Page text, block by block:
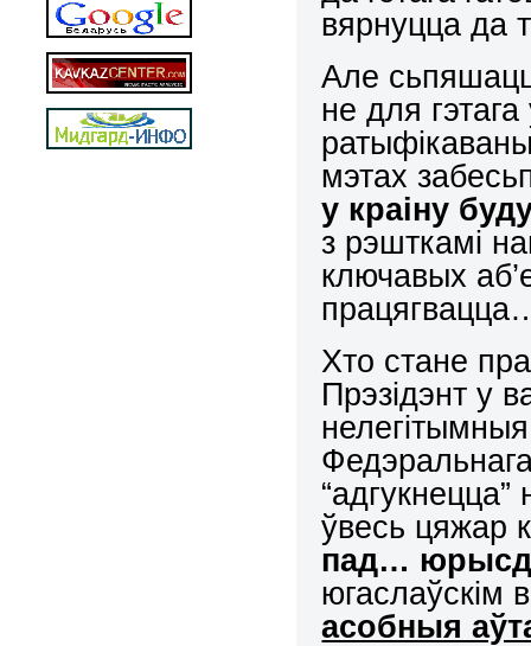
вярнуцца да
Але
не для
мэтах
у краіну
з рэшткамі
ключавых
Хто стане
Прэзідэнт у
ўвесь цяжар
пад…
югаслаўскім
асобныя